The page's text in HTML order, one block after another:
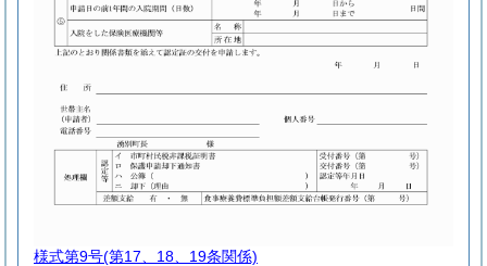
様式第9号(第17、18、19条関係)